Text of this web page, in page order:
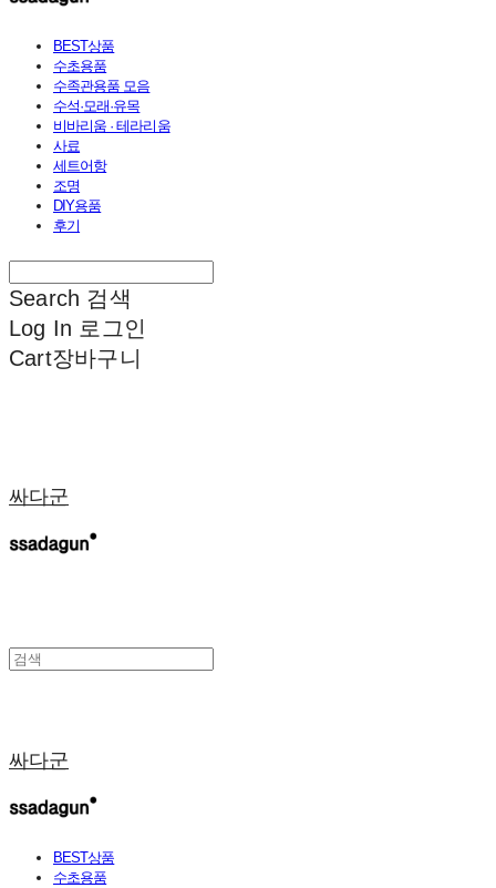
BEST상품
수초용품
수족관용품 모음
수석·모래·유목
비바리움 · 테라리움
사료
세트어항
조명
DIY용품
후기
Search 검색
Log In 로그인
Cart장바구니
싸다군
싸다군
BEST상품
수초용품